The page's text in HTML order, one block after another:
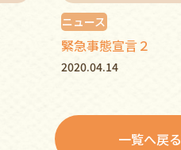
ニュース
緊急事態宣言２
2020.04.14
一覧へ戻る